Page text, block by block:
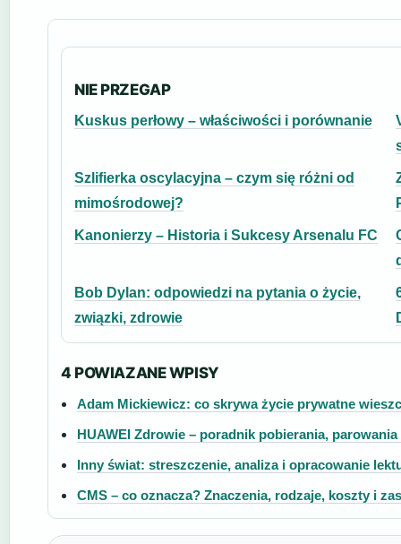
NIE PRZEGAP
Kuskus perłowy – właściwości i porównanie
Szlifierka oscylacyjna – czym się różni od
mimośrodowej?
Kanonierzy – Historia i Sukcesy Arsenalu FC
Bob Dylan: odpowiedzi na pytania o życie,
związki, zdrowie
4 POWIAZANE WPISY
Adam Mickiewicz: co skrywa życie prywatne
HUAWEI Zdrowie – poradnik pobierania,
Inny świat: streszczenie, analiza i opracowanie
CMS – co oznacza? Znaczenia, rodzaje, koszty i